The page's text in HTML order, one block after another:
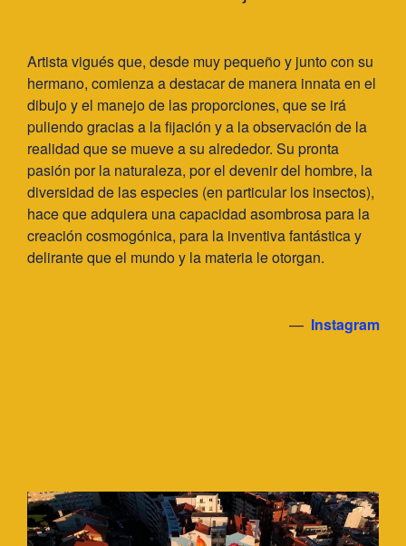
Artista vigués que, desde muy pequeño y junto con su
hermano, comienza a destacar de manera innata en el
dibujo y el manejo de las proporciones, que se irá
puliendo gracias a la fijación y a la observación de la
realidad que se mueve a su alrededor. Su pronta
pasión por la naturaleza, por el devenir del hombre, la
diversidad de las especies (en particular los insectos),
hace que adquiera una capacidad asombrosa para la
creación cosmogónica, para la inventiva fantástica y
delirante que el mundo y la materia le otorgan.
— Instagram